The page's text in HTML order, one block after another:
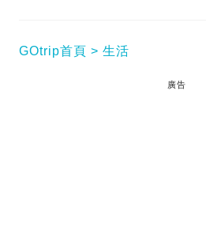
GOtrip首頁 生活
廣告